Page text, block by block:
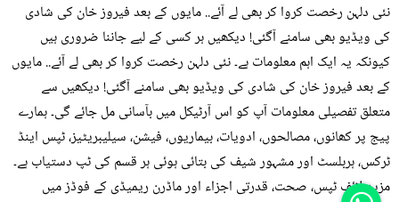
نئی دلہن رخصت کروا کر بھی لے آئے.. مایوں کے بعد فیروز خان کی شادی
کی ویڈیو بھی سامنے آگئی! دیکھیں ہر کسی کے لیے جاننا ضروری ہیں
کیونکہ یہ ایک اہم معلومات ہے۔ نئی دلہن رخصت کروا کر بھی لے آئے.. مایوں
کے بعد فیروز خان کی شادی کی ویڈیو بھی سامنے آگئی! دیکھیں سے
متعلق تفصیلی معلومات آپ کو اس آرٹیکل میں بآسانی مل جائے گی۔ ہمارے
پیج پر کھانوں، مصالحوں، ادویات، بیماریوں، فیشن، سیلیبریٹیز، ٹپس اینڈ
ٹرکس، ہربلسٹ اور مشہور شیف کی بتائی ہوئی ہر قسم کی ٹپ دستیاب ہے۔
مزید لائف ٹپس، صحت، قدرتی اجزاء اور ماڈرن ریمیڈی کے فوڈز میں